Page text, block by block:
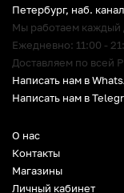
О нас
Контакты
Магазины
Личный кабинет
Петербург, наб.
Мы работаем каждый
Ежедневно: 11:00 -
Доставляем по всей
Написать нам в
Написать нам в